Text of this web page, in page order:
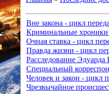
Вне закона - цикл
Криминальные хроники
Очная ставка - цикл
Правда жизни - цикл
Расследование Эдуарда
Специальный
Человек и закон - цикл
Чрезвычайное